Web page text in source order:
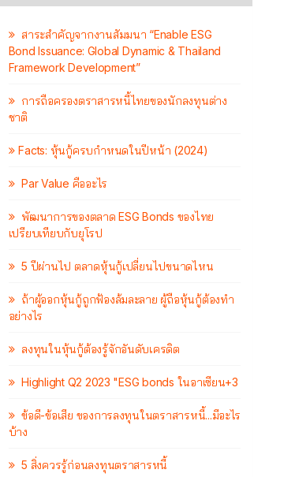
สาระสำคัญจากงานสัมมนา “Enable ESG
Bond Issuance: Global Dynamic & Thailand
Framework Development”
การถือครองตราสารหนี้ไทยของนักลงทุนต่าง
ชาติ
Facts: หุ้นกู้ครบกำหนดในปีหน้า (2024)
Par Value คืออะไร
พัฒนาการของตลาด ESG Bonds ของไทย
เปรียบเทียบกับยุโรป
5 ปีผ่านไป ตลาดหุ้นกู้เปลี่ยนไปขนาดไหน
ถ้าผู้ออกหุ้นกู้ถูกฟ้องล้มละลาย ผู้ถือหุ้นกู้ต้องทำ
อย่างไร
ลงทุนในหุ้นกู้ต้องรู้จักอันดับเครดิต
Highlight Q2 2023 "ESG bonds ในอาเซียน+3
ข้อดี-ข้อเสีย ของการลงทุนในตราสารหนี้...มีอะไร
บ้าง
5 สิ่งควรรู้ก่อนลงทุนตราสารหนี้